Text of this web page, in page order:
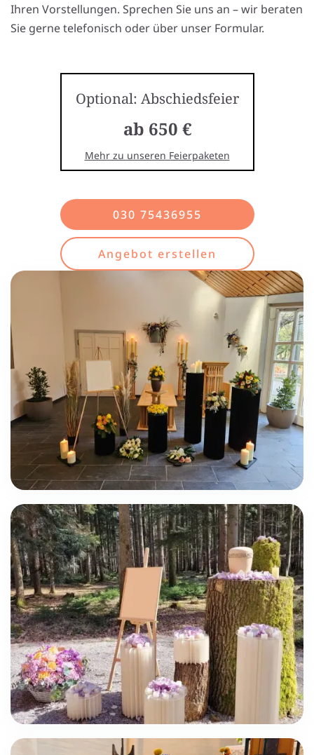
Ihren Vorstellungen. Sprechen Sie uns an – wir beraten
Sie gerne telefonisch oder über unser Formular.
Optional: Abschiedsfeier
ab 650 €
Mehr zu unseren Feierpaketen
030 75436955
Angebot erstellen